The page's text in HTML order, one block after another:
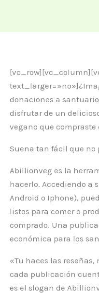
donaciones a
disfrutar de un
vegano que compraste
Suena tan fácil que no
Abillionveg es la
hacerlo. Accediendo a
Android o Iphone),
listos para comer o
comprado. Una
económica para los
«Tu haces las reseñas,
cada publicación
es el slogan de